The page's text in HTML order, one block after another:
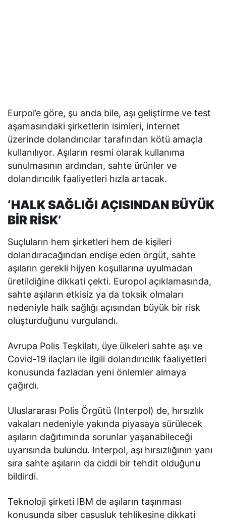
Eurpol’e göre, şu anda bile, aşı geliştirme ve test
aşamasındaki şirketlerin isimleri, internet
üzerinde dolandırıcılar tarafından kötü amaçla
kullanılıyor. Aşıların resmi olarak kullanıma
sunulmasının ardından, sahte ürünler ve
dolandırıcılık faaliyetleri hızla artacak.
‘HALK SAĞLIĞI AÇISINDAN BÜYÜK
BİR RİSK’
Suçluların hem şirketleri hem de kişileri
dolandıracağından endişe eden örgüt, sahte
aşıların gerekli hijyen koşullarına uyulmadan
üretildiğine dikkati çekti. Europol açıklamasında,
sahte aşıların etkisiz ya da toksik olmaları
nedeniyle halk sağlığı açısından büyük bir risk
oluşturduğunu vurgulandı.
Avrupa Polis Teşkilatı, üye ülkeleri sahte aşı ve
Covid-19 ilaçları ile ilgili dolandırıcılık faaliyetleri
konusunda fazladan yeni önlemler almaya
çağırdı.
Uluslararası Polis Örgütü (Interpol) de, hırsızlık
vakaları nedeniyle yakında piyasaya sürülecek
aşıların dağıtımında sorunlar yaşanabileceği
uyarısında bulundu. Interpol, aşı hırsızlığının yanı
sıra sahte aşıların da ciddi bir tehdit olduğunu
bildirdi.
Teknoloji şirketi IBM de aşıların taşınması
konusunda siber casusluk tehlikesine dikkati